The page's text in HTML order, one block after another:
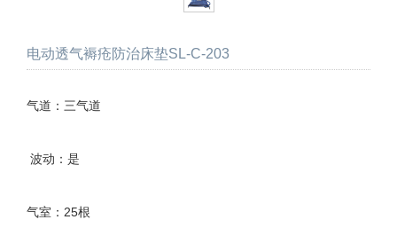
电动透气褥疮防治床垫SL-C-203
气道：三气道
波动：是
气室：25根